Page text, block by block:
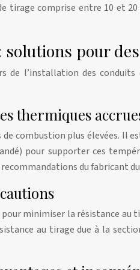
tirage comprise entre 10 et
pour
l’installation des
thermiques
combustion plus élevées. Il
pour supporter ces
du fabricant
minimiser la résistance
au tirage due à la